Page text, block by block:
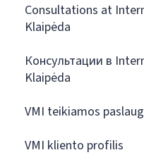
Consultations at
Klaipėda
Консультации в
Klaipėda
VMI teikiamos
VMI kliento profilis